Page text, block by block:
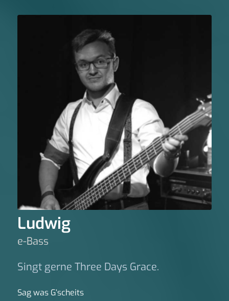
Ludwig
e-Bass
Singt gerne Three Days Grace.
Sag was G‘scheits